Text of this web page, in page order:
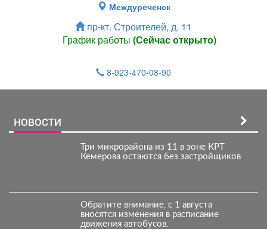
Междуреченск
пр-кт. Строителей, д. 11
График работы (Сейчас открыто)
8-923-470-08-90
НОВОСТИ
Три микрорайона из 11 в зоне КРТ
Кемерова остаются без застройщиков
Обратите внимание, с 1 августа
вносятся изменения в расписание
движения автобусов.